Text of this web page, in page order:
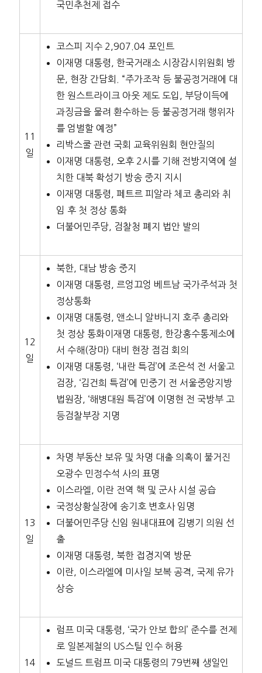
국민추천제 접수
11
일
코스피 지수 2,907.04 포인트
이재명 대통령, 한국거래소 시장감시위원회 방
문, 현장 간담회. “주가조작 등 불공정거래에 대
한 원스트라이크 아웃 제도 도입, 부당이득에
과징금을 물려 환수하는 등 불공정거래 행위자
를 엄벌할 예정”
리박스쿨 관련 국회 교육위원회 현안질의
이재명 대통령, 오후 2시를 기해 전방지역에 설
치한 대북 확성기 방송 중지 지시
이재명 대통령, 페트르 피알라 체코 총리와 취
임 후 첫 정상 통화
더불어민주당, 검찰청 폐지 법안 발의
12
일
북한, 대남 방송 중지
이재명 대통령, 르엉끄엉 베트남 국가주석과 첫
정상통화
이재명 대통령, 앤소니 알바니지 호주 총리와
첫 정상 통화이재명 대통령, 한강홍수통제소에
서 수해(장마) 대비 현장 점검 회의
이재명 대통령, ‘내란 특검’에 조은석 전 서울고
검장, ‘김건희 특검’에 민중기 전 서울중앙지방
법원장, ‘해병대원 특검’에 이명현 전 국방부 고
등검찰부장 지명
13
일
차명 부동산 보유 및 차명 대출 의혹이 불거진
오광수 민정수석 사의 표명
이스라엘, 이란 전역 핵 및 군사 시설 공습
국정상황실장에 송기호 변호사 임명
더불어민주당 신임 원내대표에 김병기 의원 선
출
이재명 대통령, 북한 접경지역 방문
이란, 이스라엘에 미사일 보복 공격, 국제 유가
상승
14
럼프 미국 대통령, ‘국가 안보 합의’ 준수를 전제
로 일본제철의 US스틸 인수 허용
도널드 트럼프 미국 대통령의 79번째 생일인